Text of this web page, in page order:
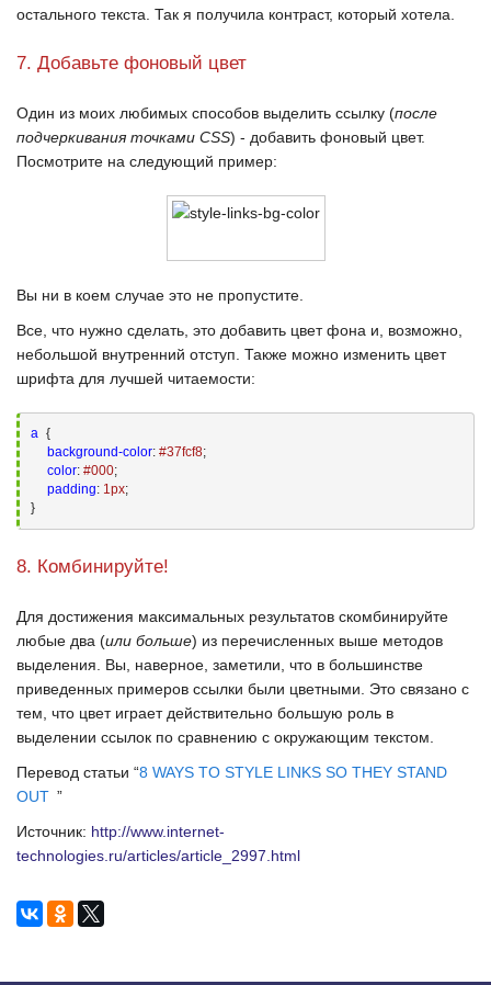
остального текста. Так я получила контраст, который хотела.
7. Добавьте фоновый цвет
Один из моих любимых способов выделить ссылку (после
подчеркивания точками CSS) - добавить фоновый цвет.
Посмотрите на следующий пример:
Вы ни в коем случае это не пропустите.
Все, что нужно сделать, это добавить цвет фона и, возможно,
небольшой внутренний отступ. Также можно изменить цвет
шрифта для лучшей читаемости:
a {
background-color: #37fcf8;
color: #000;
padding: 1px;
}
8. Комбинируйте!
Для достижения максимальных результатов скомбинируйте
любые два (или больше) из перечисленных выше методов
выделения. Вы, наверное, заметили, что в большинстве
приведенных примеров ссылки были цветными. Это связано с
тем, что цвет играет действительно большую роль в
выделении ссылок по сравнению с окружающим текстом.
Перевод статьи “8 WAYS TO STYLE LINKS SO THEY STAND
OUT ”
Источник: http://www.internet-
technologies.ru/articles/article_2997.html